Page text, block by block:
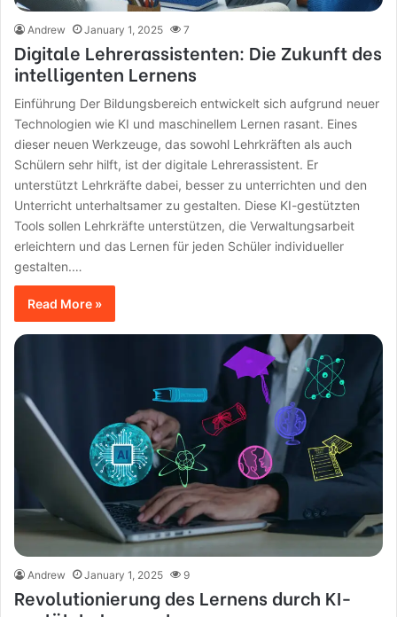
Andrew January 1, 2025 7
Digitale Lehrerassistenten: Die Zukunft des
intelligenten Lernens
Einführung Der Bildungsbereich entwickelt sich aufgrund neuer
Technologien wie KI und maschinellem Lernen rasant. Eines
dieser neuen Werkzeuge, das sowohl Lehrkräften als auch
Schülern sehr hilft, ist der digitale Lehrerassistent. Er
unterstützt Lehrkräfte dabei, besser zu unterrichten und den
Unterricht unterhaltsamer zu gestalten. Diese KI-gestützten
Tools sollen Lehrkräfte unterstützen, die Verwaltungsarbeit
erleichtern und das Lernen für jeden Schüler individueller
gestalten.…
Read More »
Andrew January 1, 2025 9
Revolutionierung des Lernens durch KI-